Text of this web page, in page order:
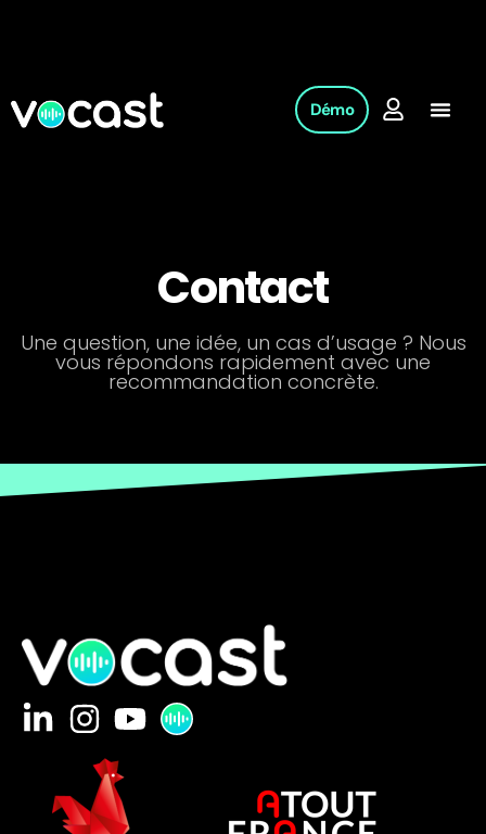
Démo
Contact
Une question, une idée, un cas d’usage ? Nous
vous répondons rapidement avec une
recommandation concrète.